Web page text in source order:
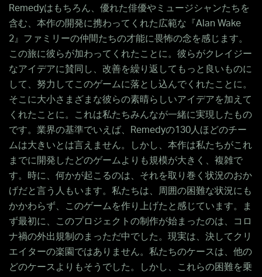
Remedyはもちろん、優れた俳優やミュージシャンたちを
含む、本作の開発に携わってくれた広範な『Alan Wake
2』ファミリーの仲間たちの才能に畏怖の念を感じます。
この旅に彼らが加わってくれたことに。彼らがクレイジー
なアイデアに賛同し、改善を繰り返してもっと良いものに
して、努力してこのゲームに落とし込んでくれたことに。
そこに大小さまざまな彼らの素晴らしいアイデアを加えて
くれたことに。これは私たちみんなが一緒に実現したもの
です。業界の基準でいえば、Remedyの130人ほどのチー
ムは大きいとは言えません。しかし、本作は私たちがこれ
までに開発したどのゲームよりも規模が大きく、複雑で
す。時に、何かが起こるのは、それを取り巻く状況のおか
げだと言う人もいます。私たちは、周囲の困難な状況にも
かかわらず、このゲームを作り上げたと感じています。ま
ず最初に、このプロジェクトの制作が始まったのは、コロ
ナ禍の外出規制のまっただ中でした。現実は、決してクリ
エイターの楽園ではありません。私たちのケースは、他の
どのケースよりもそうでした。しかし、これらの困難を乗